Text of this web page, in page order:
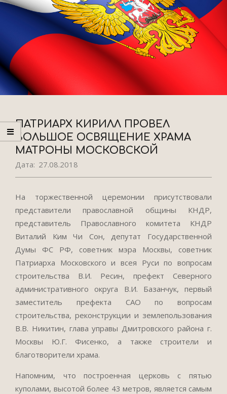
ПАТРИАРХ КИРИЛЛ ПРОВЕЛ
БОЛЬШОЕ ОСВЯЩЕНИЕ ХРАМА
МАТРОНЫ МОСКОВСКОЙ
Дата: 27.08.2018
На торжественной церемонии присутствовали
представители православной общины КНДР,
представитель Православного комитета КНДР
Виталий Ким Чи Сон, депутат Государственной
Думы ФС РФ, советник мэра Москвы, советник
Патриарха Московского и всея Руси по вопросам
строительства В.И. Ресин, префект Северного
административного округа В.И. Базанчук, первый
заместитель префекта САО по вопросам
строительства, реконструкции и землепользования
В.В. Никитин, глава управы Дмитровского района г.
Москвы Ю.Г. Фисенко, а также строители и
благотворители храма.
Напомним, что построенная церковь с пятью
куполами, высотой более 43 метров, является самым